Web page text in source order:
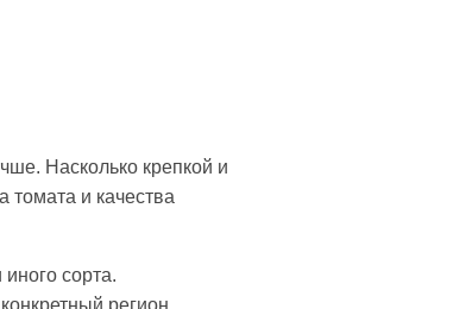
Насколько крепкой и
томата и качества
сорта.
регион.